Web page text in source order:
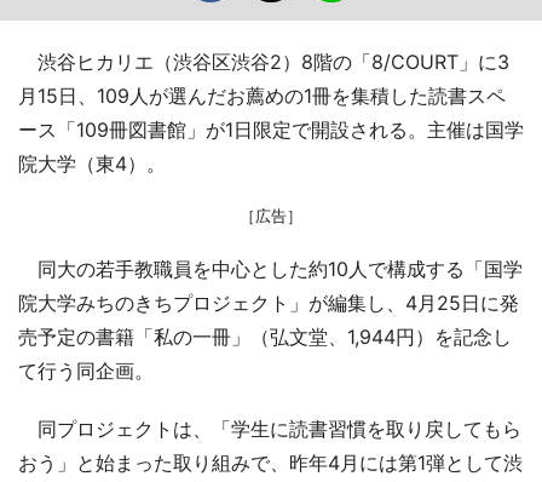
渋谷ヒカリエ（渋谷区渋谷2）8階の「8/COURT」に3
月15日、109人が選んだお薦めの1冊を集積した読書スペ
ース「109冊図書館」が1日限定で開設される。主催は国学
院大学（東4）。
［広告］
同大の若手教職員を中心とした約10人で構成する「国学
院大学みちのきちプロジェクト」が編集し、4月25日に発
売予定の書籍「私の一冊」（弘文堂、1,944円）を記念し
て行う同企画。
同プロジェクトは、「学生に読書習慣を取り戻してもら
おう」と始まった取り組みで、昨年4月には第1弾として渋